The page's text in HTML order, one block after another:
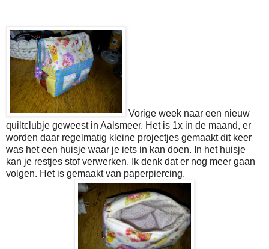
Vorige week naar een nieuw
quiltclubje geweest in Aalsmeer. Het is 1x in de maand, er
worden daar regelmatig kleine projectjes gemaakt dit keer
was het een huisje waar je iets in kan doen. In het huisje
kan je restjes stof verwerken. Ik denk dat er nog meer gaan
volgen. Het is gemaakt van paperpiercing.